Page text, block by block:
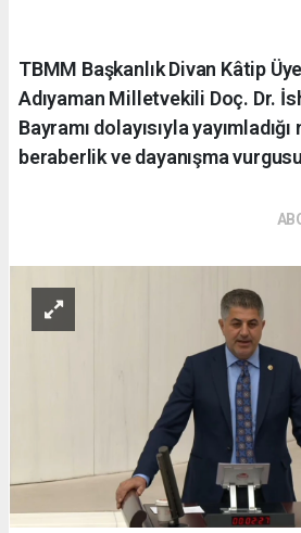
TBMM Başkanlık Divan Kâtip
Adıyaman Milletvekili Doç. Dr.
Bayramı dolayısıyla
beraberlik ve dayanışma